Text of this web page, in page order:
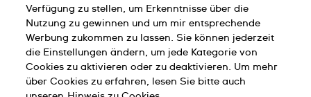
Cookies Hinweis Nutzungsbedingungen
Impressum
Verfügung zu stellen, um Erkenntnisse über die
Nutzung zu gewinnen und um mir entsprechende
Werbung zukommen zu lassen. Sie können jederzeit
die Einstellungen ändern, um jede Kategorie von
Cookies zu aktivieren oder zu deaktivieren. Um mehr
über Cookies zu erfahren, lesen Sie bitte auch